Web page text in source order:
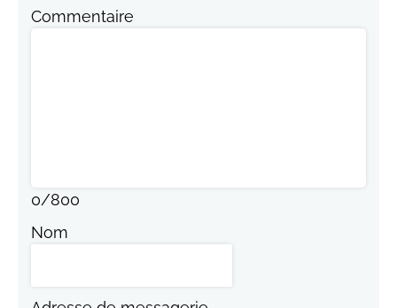
Commentaire
0/800
Nom